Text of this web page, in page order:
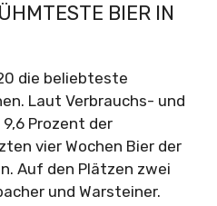
BIER IN
die beliebteste
Laut Verbrauchs- und
Prozent der
vier Wochen Bier der
Auf den Plätzen zwei
und Warsteiner.